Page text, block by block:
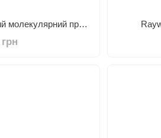
Raywell X16 Незмивний молекулярний праймер 150 мл